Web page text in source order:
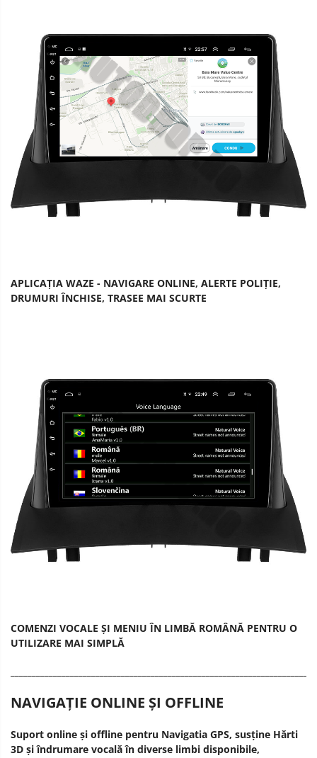
APLICAȚIA WAZE - NAVIGARE ONLINE, ALERTE POLIȚIE,
DRUMURI ÎNCHISE, TRASEE MAI SCURTE
COMENZI VOCALE ȘI MENIU ÎN LIMBĂ ROMÂNĂ PENTRU O
UTILIZARE MAI SIMPLĂ
NAVIGAȚIE ONLINE ȘI OFFLINE
Suport online și offline pentru Navigatia GPS, susține Hărti
3D și îndrumare vocală în diverse limbi disponibile,